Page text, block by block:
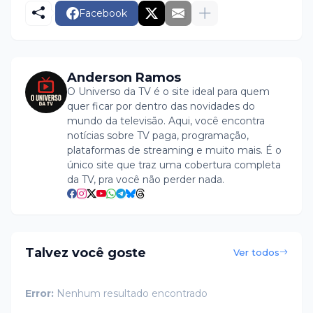
Facebook
Anderson Ramos
O Universo da TV é o site ideal para quem
quer ficar por dentro das novidades do
mundo da televisão. Aqui, você encontra
notícias sobre TV paga, programação,
plataformas de streaming e muito mais. É o
único site que traz uma cobertura completa
da TV, pra você não perder nada.
Talvez você goste Ver todos
Error: Nenhum resultado encontrado